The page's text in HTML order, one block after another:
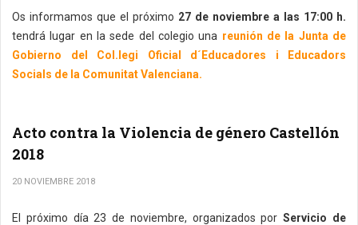
Os informamos que el próximo 27 de noviembre a las 17:00 h.
tendrá lugar en la sede del colegio una reunión de la Junta de
Gobierno del Col.legi Oficial d´Educadores i Educadors
Socials de la Comunitat Valenciana.
Acto contra la Violencia de género Castellón
2018
20 NOVIEMBRE 2018
El próximo día 23 de noviembre, organizados porServicio de